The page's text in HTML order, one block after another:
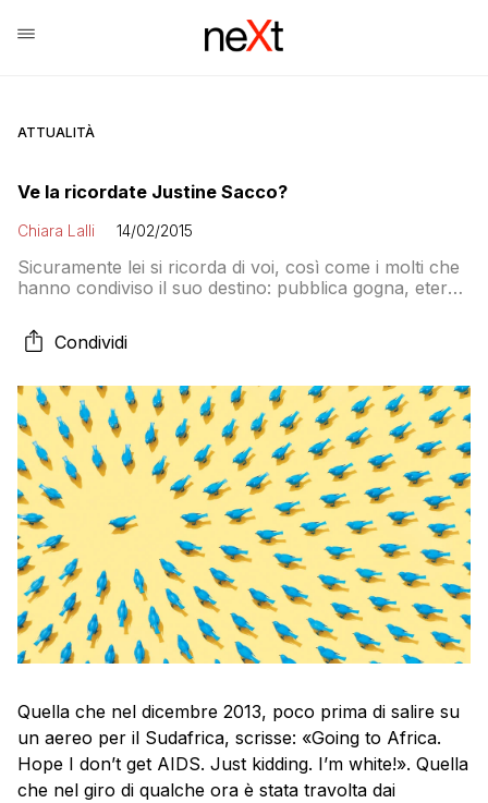
ATTUALITÀ
Ve la ricordate Justine Sacco?
Chiara Lalli 14/02/2015
Sicuramente lei si ricorda di voi, così come i molti che
hanno condiviso il suo destino: pubblica gogna, eterna
Condividi
Quella che nel dicembre 2013, poco prima di salire su
un aereo per il Sudafrica, scrisse: «Going to Africa.
Hope I don’t get AIDS. Just kidding. I’m white!». Quella
che nel giro di qualche ora è stata travolta dai